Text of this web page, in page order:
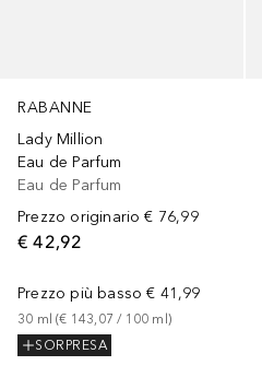
RABANNE
Lady Million
Eau de Parfum
Eau de Parfum
Prezzo originario € 76,99
€ 42,92
Prezzo più basso € 41,99
30 ml (€ 143,07 / 100 ml)
SORPRESA